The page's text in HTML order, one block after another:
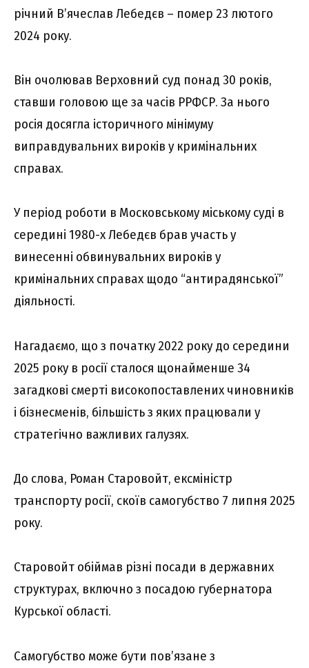
річний В’ячеслав Лебедєв – помер 23 лютого
2024 року.
Він очолював Верховний суд понад 30 років,
ставши головою ще за часів РРФСР. За нього
росія досягла історичного мінімуму
виправдувальних вироків у кримінальних
справах.
У період роботи в Московському міському суді в
середині 1980-х Лебедєв брав участь у
винесенні обвинувальних вироків у
кримінальних справах щодо “антирадянської”
діяльності.
Нагадаємо, що з початку 2022 року до середини
2025 року в росії сталося щонайменше 34
загадкові смерті високопоставлених чиновників
і бізнесменів, більшість з яких працювали у
стратегічно важливих галузях.
До слова, Роман Старовойт, ексміністр
транспорту росії, скоїв самогубство 7 липня 2025
року.
Старовойт обіймав різні посади в державних
структурах, включно з посадою губернатора
Курської області.
Самогубство може бути пов’язане з